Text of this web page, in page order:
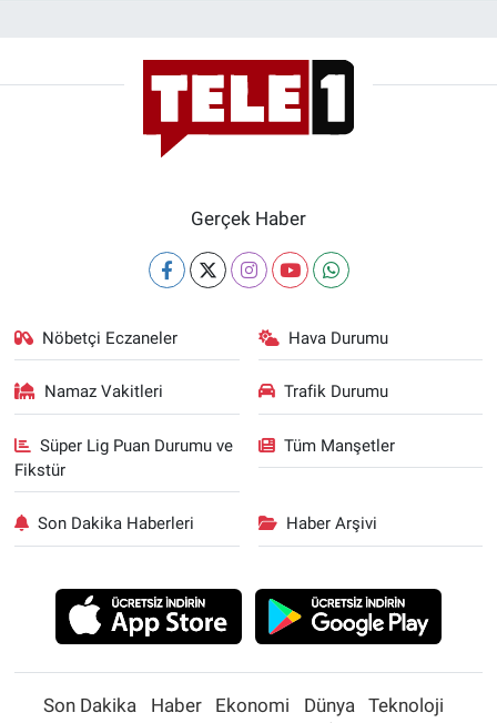
Gerçek Haber
Nöbetçi Eczaneler Hava Durumu
Namaz Vakitleri Trafik Durumu
Süper Lig Puan Durumu ve
Fikstür
Tüm Manşetler
Son Dakika Haberleri Haber Arşivi
Son Dakika Haber Ekonomi Dünya
Teknoloji